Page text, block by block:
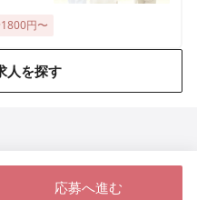
円〜
人を探す
応募へ進む